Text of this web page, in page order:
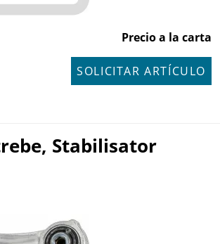
Precio a la carta
SOLICITAR ARTÍCULO
Stabilisator